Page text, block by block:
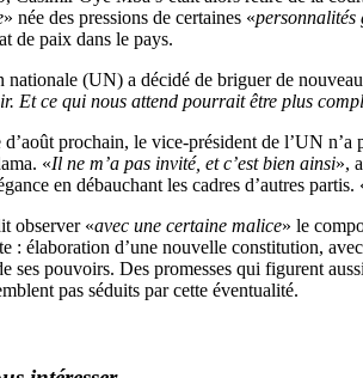
» née des pressions de certaines «personnalités
de paix dans le pays.
(UN) a décidé de briguer de
Et ce qui nous attend pourrait être plus
prochain, le vice-président de l’UN n’a
«Il ne m’a pas invité, et c’est bien ainsi»,
en débauchant les cadres d’autres partis.
observer «avec une certaine malice» le
: élaboration d’une nouvelle constitution,
ses pouvoirs. Des promesses qui figurent
pas séduits par cette éventualité.